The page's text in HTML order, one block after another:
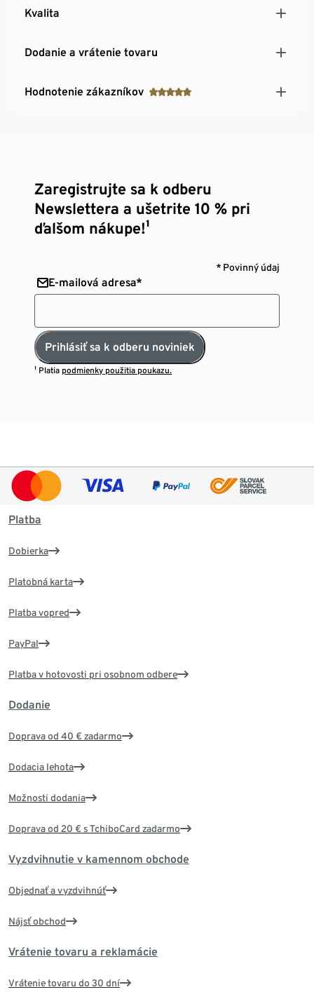
Kvalita
Dodanie a vrátenie tovaru
Hodnotenie zákazníkov
Zaregistrujte sa k odberu
Newslettera a ušetrite 10 % pri
ďalšom nákupe!¹
* Povinný údaj
E-mailová adresa*
Prihlásiť sa k odberu noviniek
¹ Platia podmienky použitia poukazu.
Platba
Dobierka
Platobná karta
Platba vopred
PayPal
Platba v hotovosti pri osobnom odbere
Dodanie
Doprava od 40 € zadarmo
Dodacia lehota
Možnosti dodania
Doprava od 20 € s TchiboCard zadarmo
Vyzdvihnutie v kamennom obchode
Objednať a vyzdvihnúť
Nájsť obchod
Vrátenie tovaru a reklamácie
Vrátenie tovaru do 30 dní